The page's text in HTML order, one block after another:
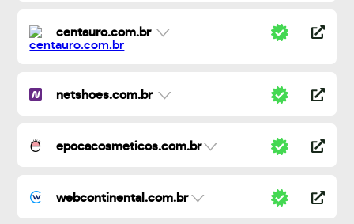
centauro.com.br
netshoes.com.br
epocacosmeticos.com.br
webcontinental.com.br